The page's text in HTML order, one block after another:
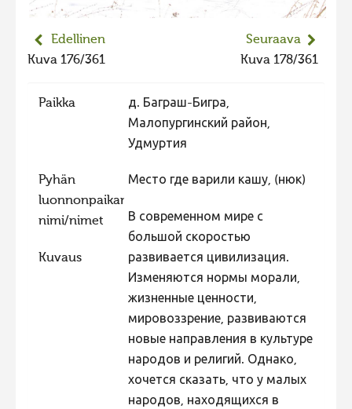
Hiite kuvavõistlus 2015
Hiite kuvavõistlus 2014
Hiite kuvavõistlus 2012
Hiite kuvavõistlus 2011
Hiite kuvavõistlus 2010
Hiite kuvavõistlus 2008
Edellinen
Kuva 176/361
Seuraava
Kuva 178/361
Paikka
д. Баграш-Бигра,
Малопургинский район,
Удмуртия
Pyhän
luonnonpaikan
nimi/nimet
Место где варили кашу, (нюк)
Kuvaus
В современном мире с
большой скоростью
развивается цивилизация.
Изменяются нормы морали,
жизненные ценности,
мировоззрение, развиваются
новые направления в культуре
народов и религий. Однако,
хочется сказать, что у малых
народов, находящихся в